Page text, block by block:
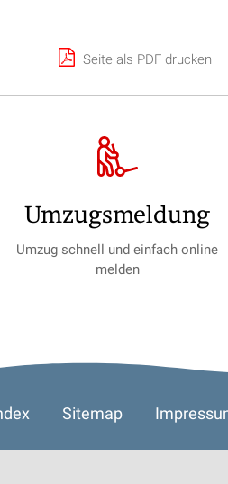
Seite als PDF drucken
Umzugs­meldung
Umzug schnell und einfach online
melden
Sitemap